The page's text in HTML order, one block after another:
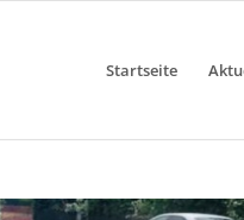
Startseite